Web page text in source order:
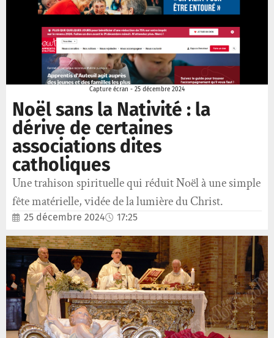
Capture écran - 25 décembre 2024
Noël sans la Nativité : la
dérive de certaines
associations dites
catholiques
Une trahison spirituelle qui réduit Noël à une simple
fête matérielle, vidée de la lumière du Christ.
25 décembre 2024 17:25